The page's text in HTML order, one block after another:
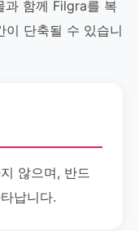
과 함께 Filgra를 복
이 단축될 수 있습니
않으며, 반드
납니다.